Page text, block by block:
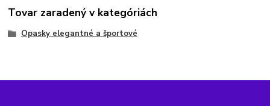
Tovar zaradený v kategóriách
Opasky elegantné a športové